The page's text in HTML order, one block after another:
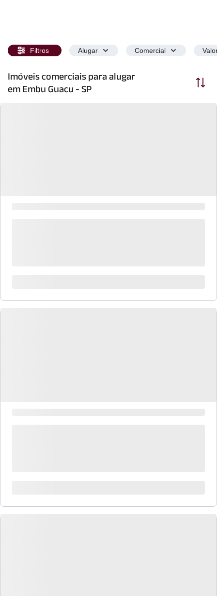
Filtros Alugar Comercial
Imóveis comerciais para alugar
em Embu Guacu - SP
Ordenar